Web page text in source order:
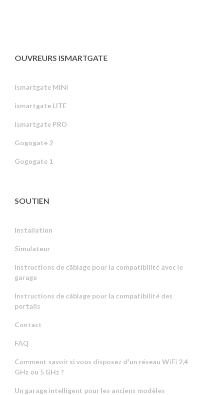
OUVREURS ISMARTGATE
ismartgate MINI
ismartgate LITE
ismartgate PRO
Gogogate 2
Gogogate 1
SOUTIEN
Installation
Simulateur
Instructions de câblage pour la compatibilité avec le
garage
Instructions de câblage pour la compatibilité des
portails
Contact
FAQ
Comment savoir si vous disposez d'un réseau WiFi 2,4
GHz ou 5 GHz ?
Un garage intelligent pour les anciens modèles